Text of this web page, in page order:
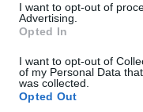
I want to opt-out of
Advertising.
Opted In
I want to opt-out of
of my Personal Data
was collected.
Opted Out
VIDEO/ Prag tragjedie,